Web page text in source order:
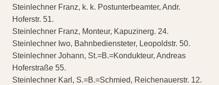
Steinlechner Franz, k. k. Postunterbeamter, Andr.
Hoferstr. 51.
Steinlechner Franz, Monteur, Kapuzinerg. 24.
Steinlechner Iwo, Bahnbediensteter, Leopoldstr. 50.
Steinlechner Johann, St.=B.=Kondukteur, Andreas
Hoferstraße 55.
Steinlechner Karl, S.=B.=Schmied, Reichenauerstr. 12.